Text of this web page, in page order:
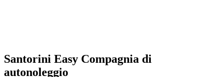
Santorini Easy Compagnia di
autonoleggio